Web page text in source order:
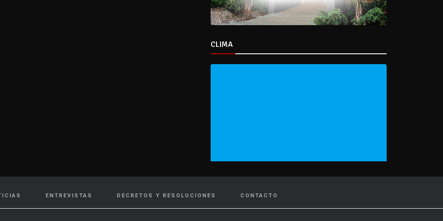
CLIMA
ENTREVISTAS DECRETOS Y RESOLUCIONES CONTACTO